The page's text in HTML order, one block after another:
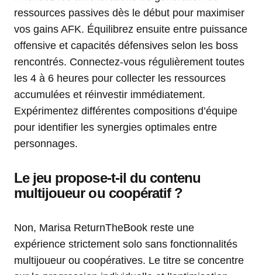
ressources passives dès le début pour maximiser
vos gains AFK. Équilibrez ensuite entre puissance
offensive et capacités défensives selon les boss
rencontrés. Connectez-vous régulièrement toutes
les 4 à 6 heures pour collecter les ressources
accumulées et réinvestir immédiatement.
Expérimentez différentes compositions d’équipe
pour identifier les synergies optimales entre
personnages.
Le jeu propose-t-il du contenu
multijoueur ou coopératif ?
Non, Marisa ReturnTheBook reste une
expérience strictement solo sans fonctionnalités
multijoueur ou coopératives. Le titre se concentre